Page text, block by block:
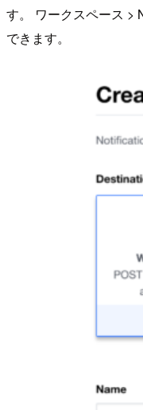
す。 ワークスペース >
できます。